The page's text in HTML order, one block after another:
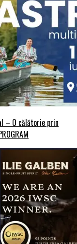
– O călătorie prin